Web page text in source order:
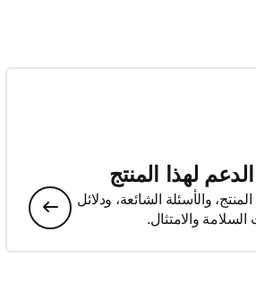
لهذا المنتج
والأسئلة الشائعة، ودلائل
والامتثال.